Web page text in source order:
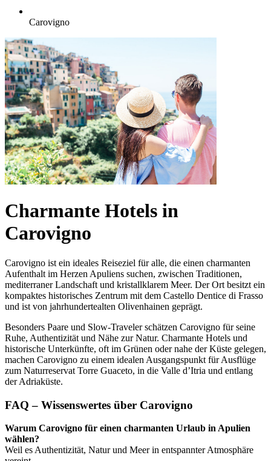
Carovigno
Charmante Hotels in
Carovigno
Carovigno ist ein ideales Reiseziel für alle, die einen charmanten
Aufenthalt im Herzen Apuliens suchen, zwischen Traditionen,
mediterraner Landschaft und kristallklarem Meer. Der Ort besitzt ein
kompaktes historisches Zentrum mit dem Castello Dentice di Frasso
und ist von jahrhundertealten Olivenhainen geprägt.
Besonders Paare und Slow-Traveler schätzen Carovigno für seine
Ruhe, Authentizität und Nähe zur Natur. Charmante Hotels und
historische Unterkünfte, oft im Grünen oder nahe der Küste gelegen,
machen Carovigno zu einem idealen Ausgangspunkt für Ausflüge
zum Naturreservat Torre Guaceto, in die Valle d’Itria und entlang
der Adriaküste.
FAQ – Wissenswertes über Carovigno
Warum Carovigno für einen charmanten Urlaub in Apulien
wählen?
Weil es Authentizität, Natur und Meer in entspannter Atmosphäre